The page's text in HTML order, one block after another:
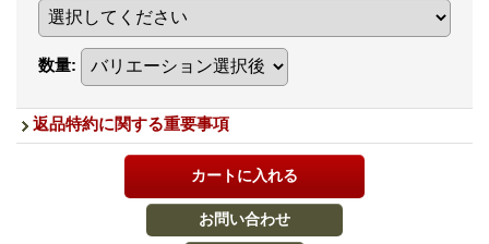
数量:
返品特約に関する重要事項